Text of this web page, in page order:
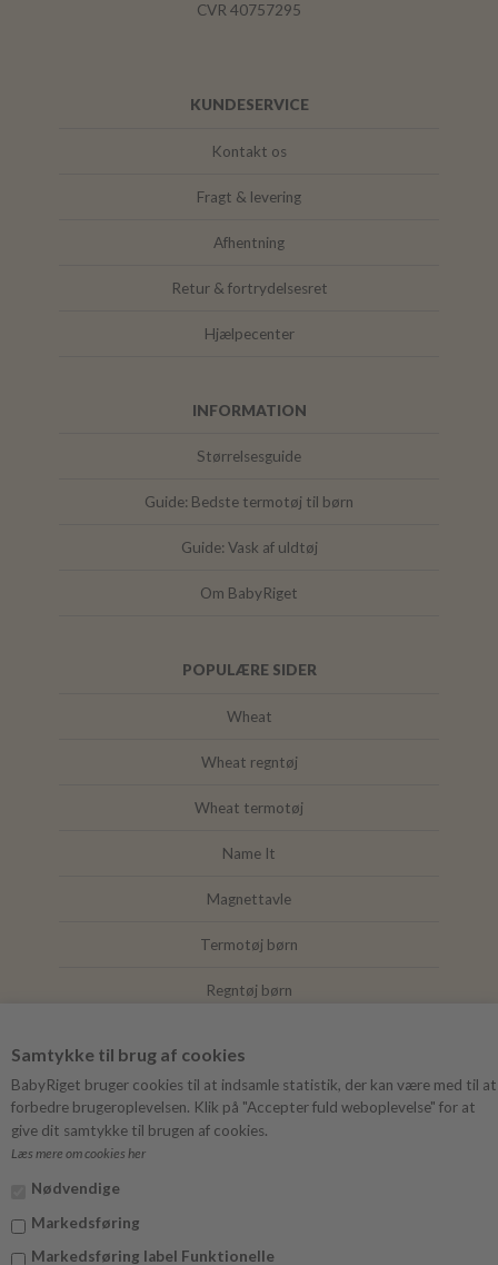
Samtykke til brug af cookies
BabyRiget bruger cookies til at indsamle statistik, der kan være med til at
forbedre brugeroplevelsen. Klik på "Accepter fuld weboplevelse" for at
give dit samtykke til brugen af cookies.
Læs mere om cookies her
Nødvendige
Markedsføring
Markedsføring label Funktionelle
CVR 40757295
KUNDESERVICE
Kontakt os
Fragt & levering
Afhentning
Retur & fortrydelsesret
Hjælpecenter
INFORMATION
Størrelsesguide
Guide: Bedste termotøj til børn
Guide: Vask af uldtøj
Om BabyRiget
POPULÆRE SIDER
Wheat
Wheat regntøj
Wheat termotøj
Name It
Magnettavle
Termotøj børn
Regntøj børn
Mushie
Facebook